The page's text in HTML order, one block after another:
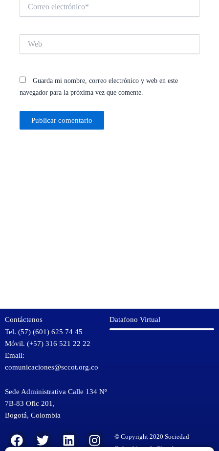
electrónico*
Guarda mi nombre, correo electrónico y web en este
navegador para la próxima vez que comente.
Contáctenos
Tel. (57) (601) 625 74 45
Móvil. (+57) 316 521 22 22
Email:
comunicaciones@sccot.org.co
Sede Administrativa Calle 134 Nº
7B-83 Ofic 201,
Bogotá, Colombia
Download
Datafono Virtual
F
T
L
I
Y
© Copyright 2020 Sociedad
Colombiana de Cirugía